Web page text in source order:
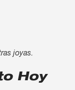
joyas.
Hoy